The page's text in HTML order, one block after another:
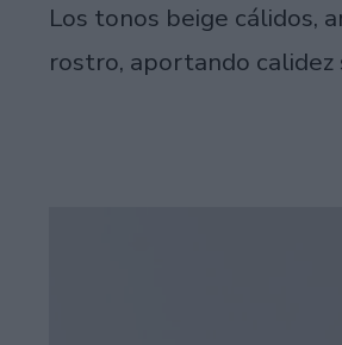
Los tonos beige cálidos,
rostro, aportando calidez